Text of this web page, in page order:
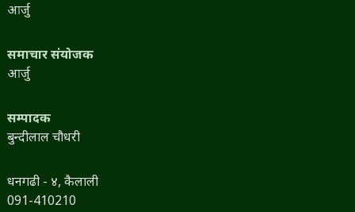
आर्जु
समाचार संयोजक
आर्जु
सम्पादक
बुन्दीलाल चौधरी
धनगढी - ४, कैलाली
091-410210